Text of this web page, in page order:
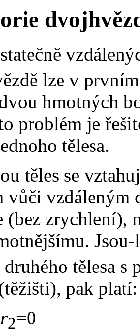
lze v
hmotných
problém je
tělesa.
těles se
vůči vzdáleným
(bez zrychlení),
tělesa s
pak platí:
r2=0